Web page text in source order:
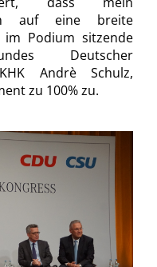
auf eine breite
Podium sitzende
Deutscher
Andrè Schulz,
zu 100% zu.